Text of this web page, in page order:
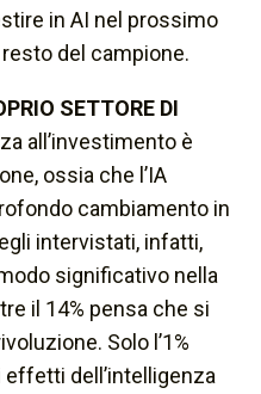
in AI nel prossimo
del campione.
SETTORE DI
all’investimento è
ossia che l’IA
cambiamento in
intervistati, infatti,
significativo nella
il 14% pensa che si
Solo l’1%
dell’intelligenza